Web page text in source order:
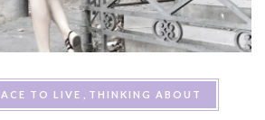
TO LIVE THINKING ABOUT